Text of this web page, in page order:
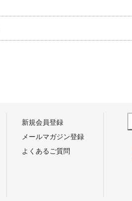
新規会員登録
メールマガジン登録
よくあるご質問